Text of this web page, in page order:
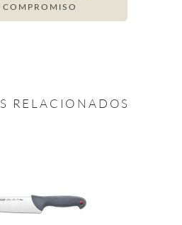
COMPROMISO
RELACIONADOS